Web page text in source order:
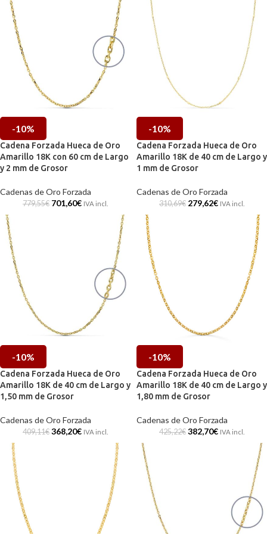
-10%
Cadena Forzada Hueca de Oro
Amarillo 18K con 60 cm de Largo
y 2 mm de Grosor
Cadenas de Oro Forzada
779,55€ 701,60€ IVA incl.
-10%
Cadena Forzada Hueca de Oro
Amarillo 18K de 40 cm de Largo y
1 mm de Grosor
Cadenas de Oro Forzada
310,69€ 279,62€ IVA incl.
-10%
Cadena Forzada Hueca de Oro
Amarillo 18K de 40 cm de Largo y
1,50 mm de Grosor
Cadenas de Oro Forzada
409,11€ 368,20€ IVA incl.
-10%
Cadena Forzada Hueca de Oro
Amarillo 18K de 40 cm de Largo y
1,80 mm de Grosor
Cadenas de Oro Forzada
425,22€ 382,70€ IVA incl.